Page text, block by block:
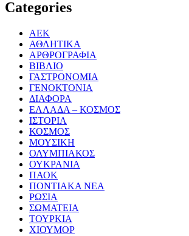
Categories
ΑΕΚ
ΑΘΛΗΤΙΚΑ
ΑΡΘΡΟΓΡΑΦΙΑ
ΒΙΒΛΙΟ
ΓΑΣΤΡΟΝΟΜΙΑ
ΓΕΝΟΚΤΟΝΙΑ
ΔΙΑΦΟΡΑ
ΕΛΛΑΔΑ – ΚΟΣΜΟΣ
ΙΣΤΟΡΙΑ
ΚΟΣΜΟΣ
ΜΟΥΣΙΚΗ
ΟΛΥΜΠΙΑΚΟΣ
ΟΥΚΡΑΝΙΑ
ΠΑΟΚ
ΠΟΝΤΙΑΚΑ ΝΕΑ
ΡΩΣΙΑ
ΣΩΜΑΤΕΙΑ
ΤΟΥΡΚΙΑ
ΧΙΟΥΜΟΡ